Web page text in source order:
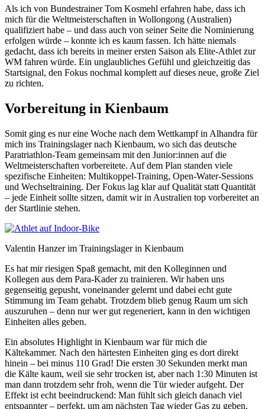
Als ich von Bundestrainer Tom Kosmehl erfahren habe, dass ich
mich für die Weltmeisterschaften in Wollongong (Australien)
qualifiziert habe – und dass auch von seiner Seite die Nominierung
erfolgen würde – konnte ich es kaum fassen. Ich hätte niemals
gedacht, dass ich bereits in meiner ersten Saison als Elite-Athlet zur
WM fahren würde. Ein unglaubliches Gefühl und gleichzeitig das
Startsignal, den Fokus nochmal komplett auf dieses neue, große Ziel
zu richten.
Vorbereitung in Kienbaum
Somit ging es nur eine Woche nach dem Wettkampf in Alhandra für
mich ins Trainingslager nach Kienbaum, wo sich das deutsche
Paratriathlon-Team gemeinsam mit den Junior:innen auf die
Weltmeisterschaften vorbereitete. Auf dem Plan standen viele
spezifische Einheiten: Multikoppel-Training, Open-Water-Sessions
und Wechseltraining. Der Fokus lag klar auf Qualität statt Quantität
– jede Einheit sollte sitzen, damit wir in Australien top vorbereitet an
der Startlinie stehen.
Valentin Hanzer im Trainingslager in Kienbaum
Es hat mir riesigen Spaß gemacht, mit den Kolleginnen und
Kollegen aus dem Para-Kader zu trainieren. Wir haben uns
gegenseitig gepusht, voneinander gelernt und dabei echt gute
Stimmung im Team gehabt. Trotzdem blieb genug Raum um sich
auszuruhen – denn nur wer gut regeneriert, kann in den wichtigen
Einheiten alles geben.
Ein absolutes Highlight in Kienbaum war für mich die
Kältekammer. Nach den härtesten Einheiten ging es dort direkt
hinein – bei minus 110 Grad! Die ersten 30 Sekunden merkt man
die Kälte kaum, weil sie sehr trocken ist, aber nach 1:30 Minuten ist
man dann trotzdem sehr froh, wenn die Tür wieder aufgeht. Der
Effekt ist echt beeindruckend: Man fühlt sich gleich danach viel
entspannter – perfekt, um am nächsten Tag wieder Gas zu geben.